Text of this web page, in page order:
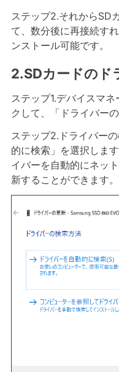
ステップ2.それからSD
て、数分後に再接続す
ンストール可能です。
2.SDカードのド
ステップ1.デバイスマ
クして、「ドライバー
ステップ2.ドライバー
的に検索」を選択しま
イバーを自動的にネッ
新することができます。